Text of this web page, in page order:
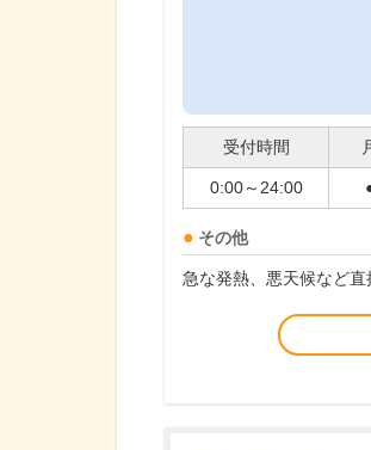
受付時間
0:00～24:00
その他
急な発熱、悪天候など